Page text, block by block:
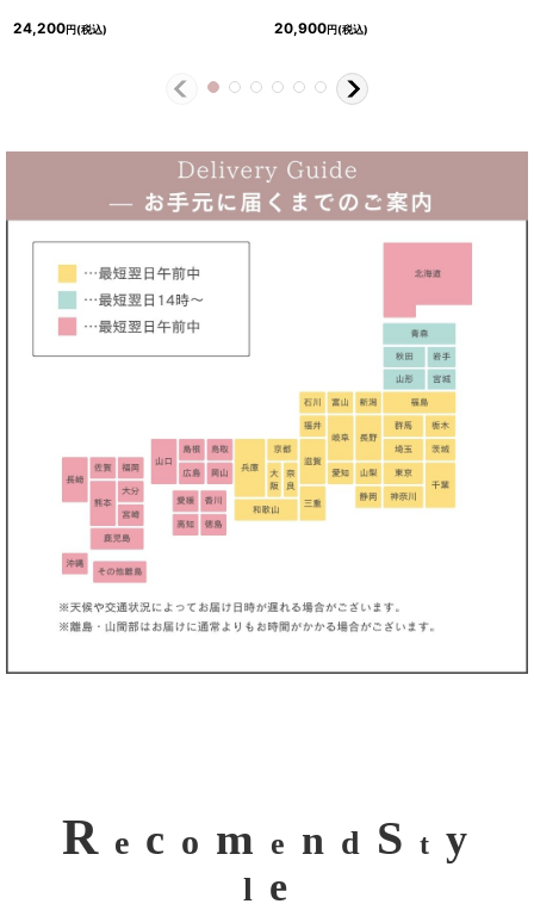
24,200円(税込) 20,900円(税込)
R e c o m e n d S t y
l e